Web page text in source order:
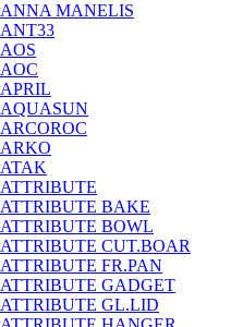
ANNA MANELIS
ANT33
AOS
AOС
APRIL
AQUASUN
ARCOROC
ARKO
ATAK
ATTRIBUTE
ATTRIBUTE BAKE
ATTRIBUTE BOWL
ATTRIBUTE CUT.BOAR
ATTRIBUTE FR.PAN
ATTRIBUTE GADGET
ATTRIBUTE GL.LID